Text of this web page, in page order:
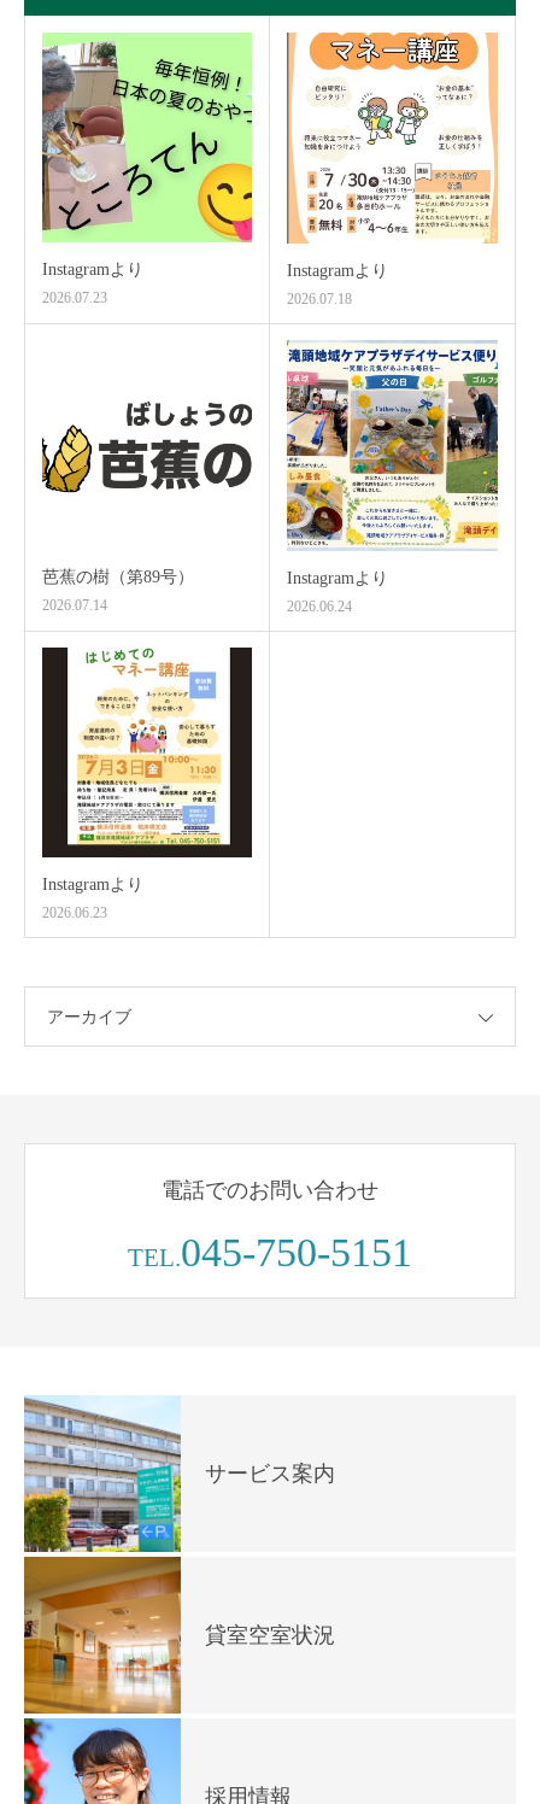
Instagramより
2026.07.23
Instagramより
2026.07.18
芭蕉の樹（第89号）
2026.07.14
Instagramより
2026.06.24
Instagramより
2026.06.23
アーカイブ
電話でのお問い合わせ
TEL.045-750-5151
サービス案内
貸室空室状況
採用情報